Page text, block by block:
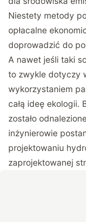
Niestety metody
opłacalne
doprowadzić do
A nawet jeśli taki
to zwykle dotyczy
wykorzystaniem
całą ideę ekologii.
zostało
inżynierowie
projektowaniu
zaprojektowanej